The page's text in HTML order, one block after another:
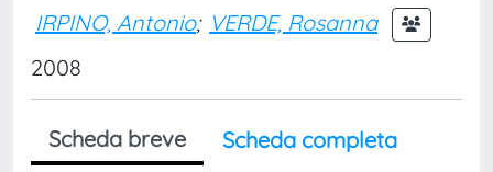
IRPINO, Antonio; VERDE, Rosanna
2008
Scheda breve
Scheda completa